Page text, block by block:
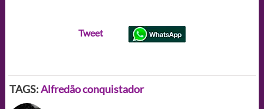
Tweet
TAGS:Alfredão conquistador